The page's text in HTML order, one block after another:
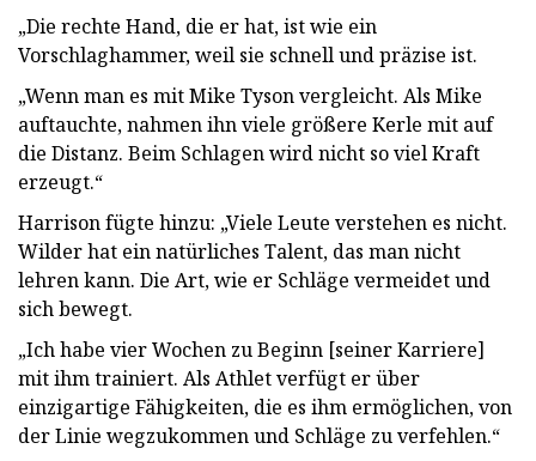
„Die rechte Hand, die er hat, ist wie ein
Vorschlaghammer, weil sie schnell und präzise ist.
„Wenn man es mit Mike Tyson vergleicht. Als Mike
auftauchte, nahmen ihn viele größere Kerle mit auf
die Distanz. Beim Schlagen wird nicht so viel Kraft
erzeugt.“
Harrison fügte hinzu: „Viele Leute verstehen es nicht.
Wilder hat ein natürliches Talent, das man nicht
lehren kann. Die Art, wie er Schläge vermeidet und
sich bewegt.
„Ich habe vier Wochen zu Beginn [seiner Karriere]
mit ihm trainiert. Als Athlet verfügt er über
einzigartige Fähigkeiten, die es ihm ermöglichen, von
der Linie wegzukommen und Schläge zu verfehlen.“